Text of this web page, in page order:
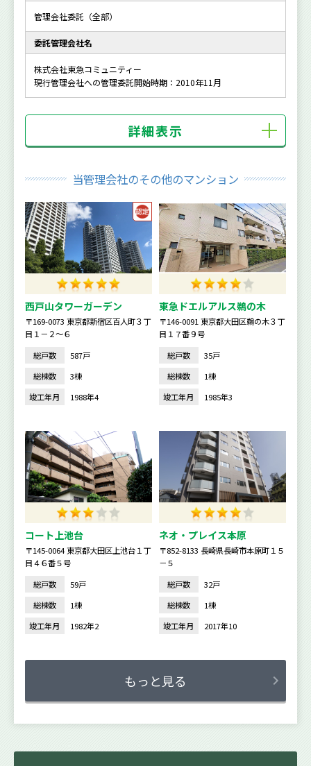
管理会社委託（全部）
委託管理会社名
株式会社東急コミュニティー
現行管理会社への管理委託開始時期：2010年11月
詳細表示
当管理会社のその他のマンション
西戸山タワーガーデン
〒169-0073 東京都新宿区百人町３丁
目１－２～６
総戸数
587戸
総棟数
3棟
竣工年月
1988年4
東急ドエルアルス鵜の木
〒146-0091 東京都大田区鵜の木３丁
目１７番９号
総戸数
35戸
総棟数
1棟
竣工年月
1985年3
コート上池台
〒145-0064 東京都大田区上池台１丁
目４６番５号
総戸数
59戸
総棟数
1棟
竣工年月
1982年2
ネオ・プレイス本原
〒852-8133 長崎県長崎市本原町１５
－５
総戸数
32戸
総棟数
1棟
竣工年月
2017年10
もっと見る